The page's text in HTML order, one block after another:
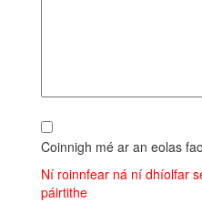
Coinnigh mé ar an eolas
Ní roinnfear ná ní dhíolfar
páirtithe